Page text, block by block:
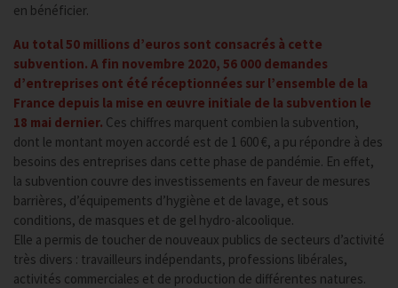
en bénéficier.
Au total 50 millions d’euros sont consacrés à cette
subvention. A fin novembre 2020, 56 000 demandes
d’entreprises ont été réceptionnées sur l’ensemble de la
France depuis la mise en œuvre initiale de la subvention le
18 mai dernier. Ces chiffres marquent combien la subvention,
dont le montant moyen accordé est de 1 600 €, a pu répondre à des
besoins des entreprises dans cette phase de pandémie. En effet,
la subvention couvre des investissements en faveur de mesures
barrières, d’équipements d’hygiène et de lavage, et sous
conditions, de masques et de gel hydro-alcoolique.
Elle a permis de toucher de nouveaux publics de secteurs d’activité
très divers : travailleurs indépendants, professions libérales,
activités commerciales et de production de différentes natures.